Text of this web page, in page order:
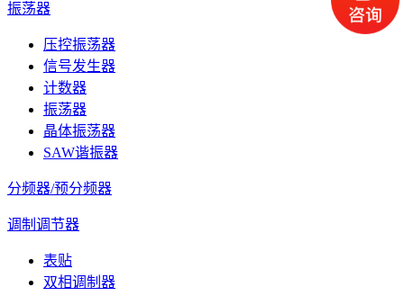
振荡器
压控振荡器
信号发生器
计数器
振荡器
晶体振荡器
SAW谐振器
分频器/预分频器
调制调节器
表贴
双相调制器